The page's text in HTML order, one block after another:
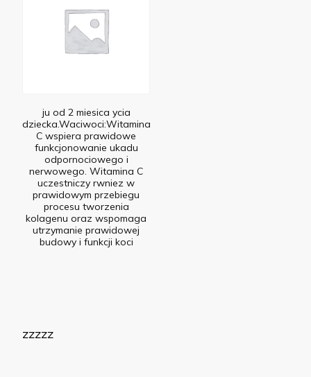
ju od 2 miesica ycia
dziecka.Waciwoci:Witamina
C wspiera prawidowe
funkcjonowanie ukadu
odpornociowego i
nerwowego. Witamina C
uczestniczy rwniez w
prawidowym przebiegu
procesu tworzenia
kolagenu oraz wspomaga
utrzymanie prawidowej
budowy i funkcji koci
zzzzz